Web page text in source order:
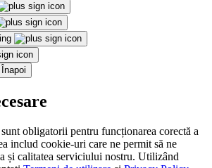
Înapoi
obligatorii pentru funcționarea corectă a
includ cookie-uri care ne permit să ne
și calitatea serviciului nostru. Utilizând